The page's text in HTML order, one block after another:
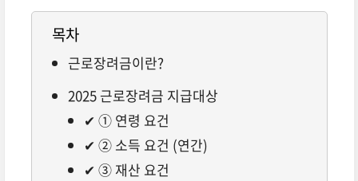
목차
근로장려금이란?
2025 근로장려금 지급대상
✔ ① 연령 요건
✔ ② 소득 요건 (연간)
✔ ③ 재산 요건